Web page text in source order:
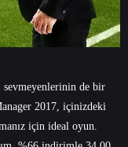
sevmeyenlerinin de bir
2017, içinizdeki
için ideal oyun.